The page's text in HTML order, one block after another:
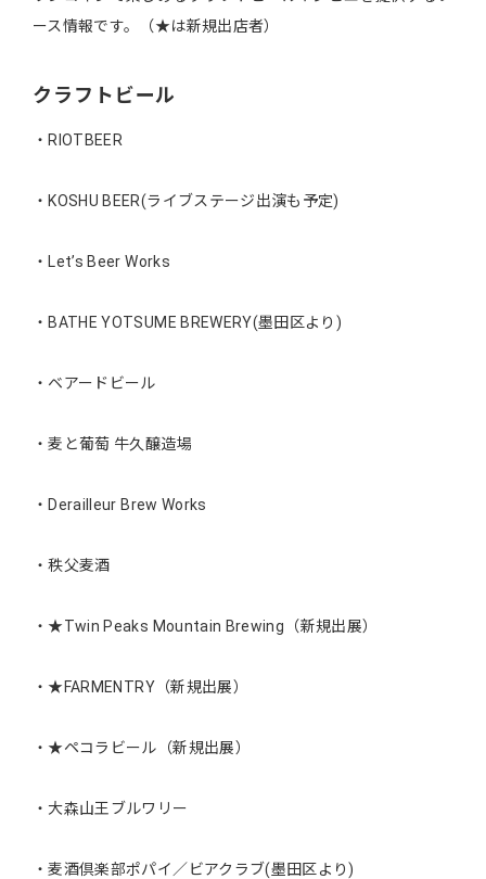
ース情報です。（★は新規出店者）
クラフトビール
・RIOTBEER
・KOSHU BEER(ライブステージ出演も予定)
・Let’s Beer Works
・BATHE YOTSUME BREWERY(墨田区より)
・ベアードビール
・麦と葡萄 牛久醸造場
・Derailleur Brew Works
・秩父麦酒
・★Twin Peaks Mountain Brewing（新規出展）
・★FARMENTRY（新規出展）
・★ペコラビール（新規出展）
・大森山王ブルワリー
・麦酒倶楽部ポパイ／ビアクラブ(墨田区より)